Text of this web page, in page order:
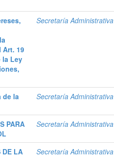
Art. 19
la Ley
Secretaría Administrativa
de la
Secretaría Administrativa
PARA
Secretaría Administrativa
DE LA
Secretaría Administrativa